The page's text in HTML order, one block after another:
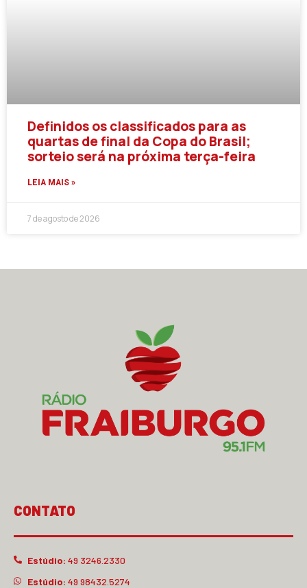
Definidos os classificados para as
quartas de final da Copa do Brasil;
sorteio será na próxima terça-feira
LEIA MAIS »
7 de agosto de 2026
CONTATO
Estúdio: 49 3246.2330
Estúdio: 49 98432.5274